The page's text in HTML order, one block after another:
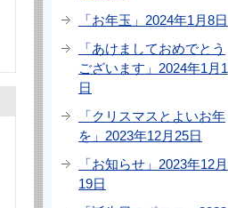
「お年玉」2024年1月8日
「あけましておめでとう
ございます」2024年1月1
日
「クリスマスとよいお年
を」2023年12月25日
「お知らせ」2023年12月
19日